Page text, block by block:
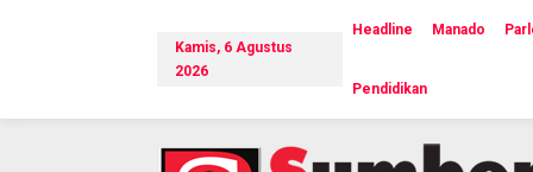
i
Kamis, 6 Agustus
2026
Headline Manado
Pendidikan